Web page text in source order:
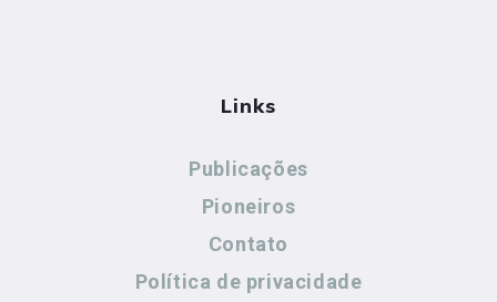
Links
Publicações
Pioneiros
Contato
Política de privacidade